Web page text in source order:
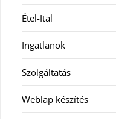
Étel-Ital
Ingatlanok
Szolgáltatás
Weblap készítés